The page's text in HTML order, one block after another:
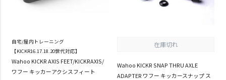
自宅/屋内トレーニング
【KICKR16.17.18.20世代対応】
Wahoo KICKR AXIS FEET/KICKRAXIS/
ワフー キッカーアクシスフィート
在庫切れ
Wahoo KICKR SNAP THRU AXLE
ADAPTER ワフー キッカースナップ ス